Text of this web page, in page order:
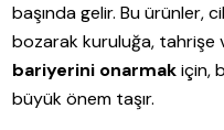
başında gelir. Bu ürünler,
bozarak kuruluğa, tahrişe
bariyerini onarmakiçin,
büyük önem taşır.